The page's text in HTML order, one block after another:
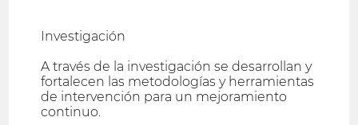
Investigación
A través de la investigación se desarrollan y
fortalecen las metodologías y herramientas
de intervención para un mejoramiento
continuo.